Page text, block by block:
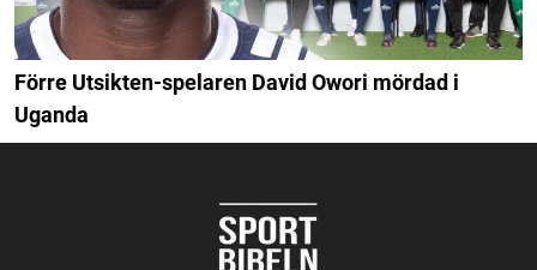
Förre Utsikten-spelaren David Owori mördad i
Uganda